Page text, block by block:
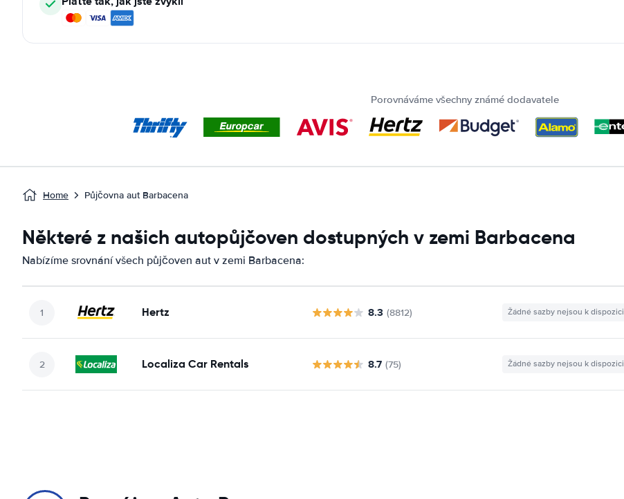
Porovnáváme všechny známé dodavatele
Home Půjčovna aut Barbacena
Některé z našich autopůjčoven dostupných v zemi Barbacena
Nabízíme srovnání všech půjčoven aut v zemi Barbacena:
Hertz 8.3 (8812) Žádné sazby nejsou k dispozici
Localiza Car Rentals 8.7 (75) Žádné sazby nejsou k dispozici